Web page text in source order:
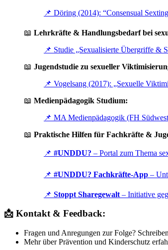
📌 Döring (2014): “Consensual
📖 Lehrkräfte & Handlungsbedarf bei
📌 Studie „Sexualisierte Übergriffe &
📖 Jugendstudie zu sexueller
📌 Vogelsang (2017): „Sexuelle
📖 Medienpädagogik Studium:
📌 MA Medienpädagogik (FH
📖 Praktische Hilfen für Fachkräfte &
📌 #UNDDU? – Portal zum Thema
📌 #UNDDU? Fachkräfte-App –
📌 Stoppt Sharegewalt – Initiative
📩 Kontakt & Feedback:
Fragen und Anregungen zur Folge?
Mehr über Prävention und Kinderschutz